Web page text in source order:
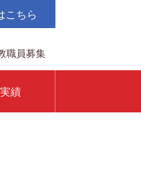
こちら
職員募集
績